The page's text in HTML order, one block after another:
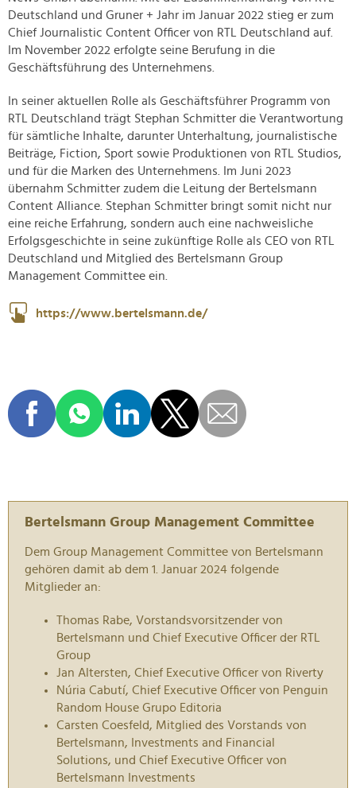
Deutschland und Gruner + Jahr im Januar 2022 stieg er zum
Chief Journalistic Content Officer von RTL Deutschland auf.
Im November 2022 erfolgte seine Berufung in die
Geschäftsführung des Unternehmens.
In seiner aktuellen Rolle als Geschäftsführer Programm von
RTL Deutschland trägt Stephan Schmitter die Verantwortung
für sämtliche Inhalte, darunter Unterhaltung, journalistische
Beiträge, Fiction, Sport sowie Produktionen von RTL Studios,
und für die Marken des Unternehmens. Im Juni 2023
übernahm Schmitter zudem die Leitung der Bertelsmann
Content Alliance. Stephan Schmitter bringt somit nicht nur
eine reiche Erfahrung, sondern auch eine nachweisliche
Erfolgsgeschichte in seine zukünftige Rolle als CEO von RTL
Deutschland und Mitglied des Bertelsmann Group
Management Committee ein.
https://www.bertelsmann.de/
Bertelsmann Group Management Committee
Dem Group Management Committee von Bertelsmann
gehören damit ab dem 1. Januar 2024 folgende
Mitglieder an:
Thomas Rabe, Vorstandsvorsitzender von
Bertelsmann und Chief Executive Officer der RTL
Group
Jan Altersten, Chief Executive Officer von Riverty
Núria Cabutí, Chief Executive Officer von Penguin
Random House Grupo Editoria
Carsten Coesfeld, Mitglied des Vorstands von
Bertelsmann, Investments and Financial
Solutions, und Chief Executive Officer von
Bertelsmann Investments